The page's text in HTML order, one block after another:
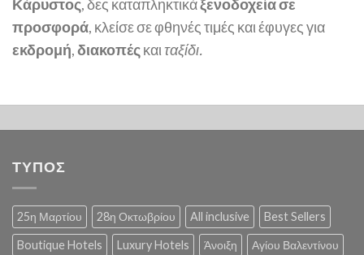
Κάρυστος, δες καταπληκτικάξενοδοχεία σε
προσφορά, κλείσε σε φθηνές τιμές και έφυγες για
εκδρομή,διακοπέςκαι ταξίδι.
ΤΥΠΟΣ
25η Μαρτίου 28η Οκτωβρίου All inclusive Best Sellers
Boutique Hotels Luxury Hotels Άνοιξη Αγίου Βαλεντίνου